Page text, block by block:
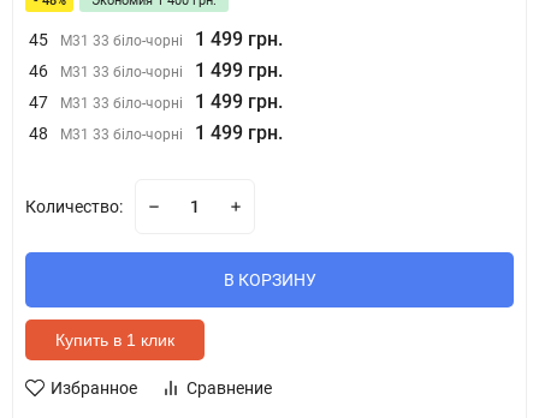
45 M31 33 біло-чорні 1 499 грн.
46 M31 33 біло-чорні 1 499 грн.
47 M31 33 біло-чорні 1 499 грн.
48 M31 33 біло-чорні 1 499 грн.
Количество:
В КОРЗИНУ
Купить в 1 клик
Избранное Сравнение